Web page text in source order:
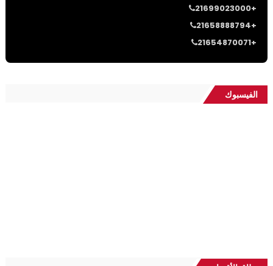
21699023000+
21658888794+
21654870071+
الفيسبوك